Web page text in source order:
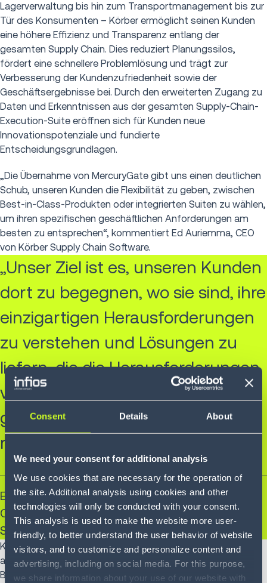
Consent Details About
We need your consent for additional analysis
We use cookies that are necessary for the operation of
the site. Additional analysis using cookies and other
technologies will only be conducted with your consent.
This analysis is used to make the website more user-
friendly, to better understand the user behavior of website
visitors, and to customize and personalize content and
advertising, including on social media. For this purpose,
we share information about your use of our website with
Lagerverwaltung bis hin zum Transportmanagement bis zur
Tür des Konsumenten – Körber ermöglicht seinen Kunden
eine höhere Effizienz und Transparenz entlang der
gesamten Supply Chain. Dies reduziert Planungssilos,
fördert eine schnellere Problemlösung und trägt zur
Verbesserung der Kundenzufriedenheit sowie der
Geschäftsergebnisse bei. Durch den erweiterten Zugang zu
Daten und Erkenntnissen aus der gesamten Supply-Chain-
Execution-Suite eröffnen sich für Kunden neue
Innovationspotenziale und fundierte
Entscheidungsgrundlagen.
„Die Übernahme von MercuryGate gibt uns einen deutlichen
Schub, unseren Kunden die Flexibilität zu geben, zwischen
Best-in-Class-Produkten oder integrierten Suiten zu wählen,
um ihren spezifischen geschäftlichen Anforderungen am
besten zu entsprechen“, kommentiert Ed Auriemma, CEO
von Körber Supply Chain Software.
„Unser Ziel ist es, unseren Kunden
dort zu begegnen, wo sie sind, ihre
einzigartigen Herausforderungen
zu verstehen und Lösungen zu
liefern, die die Herausforderungen
von heute bewältigen und
gleichzeitig die Chancen von
morgen antizipieren.“
Ed Auriemma
Chief Executive Officer, Körber Supply Chain
Software
Körber Supply Chain Software ernennt zudem Tim Moylan
als ersten Chief Commercial Officer des Unternehmens und
Beth Hendriks als neuen Chief Technology Officer. „Wir